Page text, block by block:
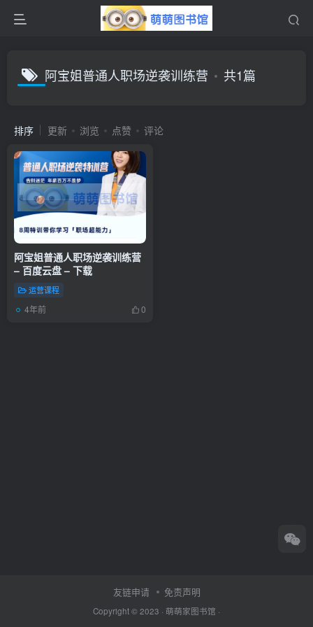
阿宝姐普通人职场逆袭训练营 共1篇
排序 更新 浏览 点赞 评论
阿宝姐普通人职场逆袭训练营
– 百度云盘 – 下载
运营课程
4年前 0
友链申请 免责声明
Copyright © 2023 · 萌萌家图书馆 ·